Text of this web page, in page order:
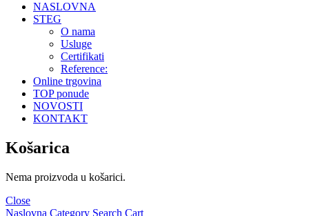
NASLOVNA
STEG
O nama
Usluge
Certifikati
Reference:
Online trgovina
TOP ponude
NOVOSTI
KONTAKT
Košarica
Nema proizvoda u košarici.
Close
Naslovna Category Search Cart